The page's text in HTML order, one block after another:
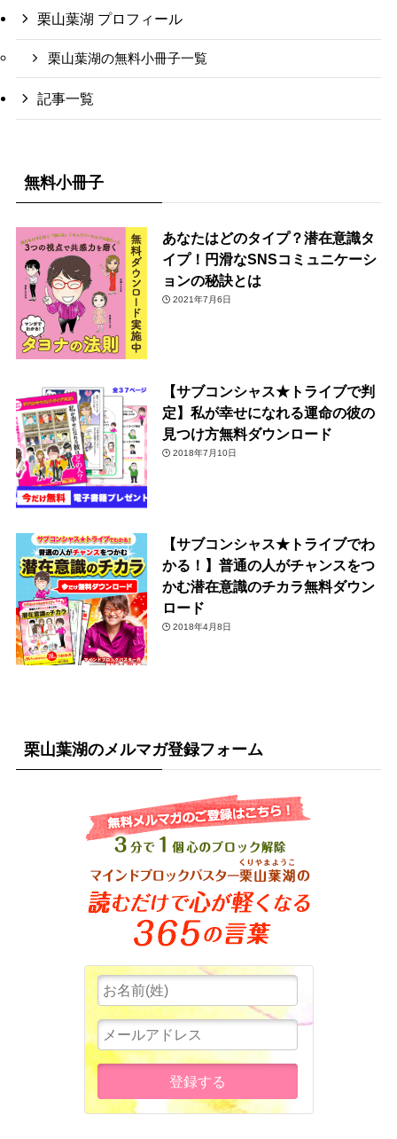
栗山葉湖 プロフィール
栗山葉湖の無料小冊子一覧
記事一覧
無料小冊子
あなたはどのタイプ？潜在意識タ
イプ！円滑なSNSコミュニケーシ
ョンの秘訣とは
2021年7月6日
【サブコンシャス★トライブで判
定】私が幸せになれる運命の彼の
見つけ方無料ダウンロード
2018年7月10日
【サブコンシャス★トライブでわ
かる！】普通の人がチャンスをつ
かむ潜在意識のチカラ無料ダウン
ロード
2018年4月8日
栗山葉湖のメルマガ登録フォーム